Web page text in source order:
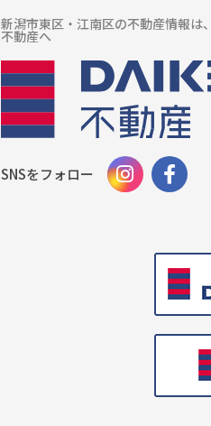
新潟市東区・江南区の不動産情報は
不動産へ
SNSをフォロー